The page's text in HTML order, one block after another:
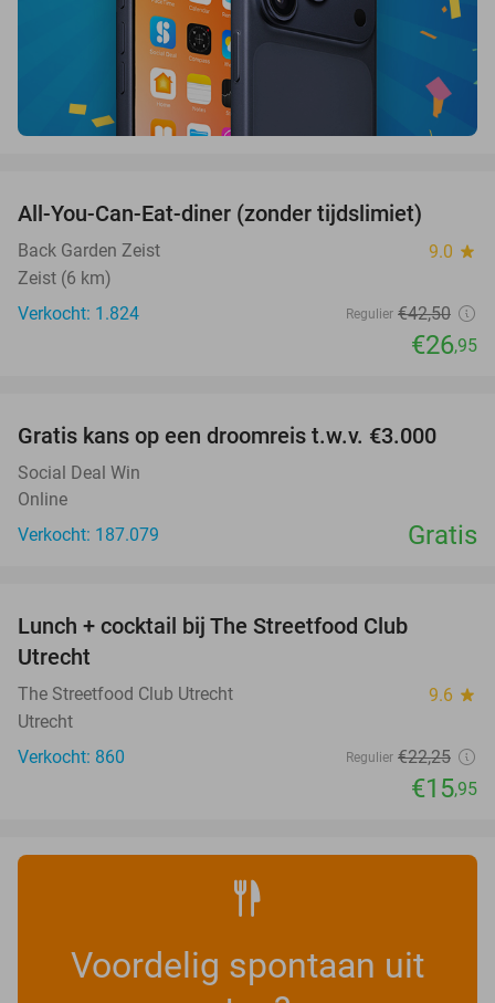
All-You-Can-Eat-diner (zonder tijdslimiet)
Back Garden Zeist 9.0 star
Zeist (6 km)
Verkocht: 1.824
Regulier €42,50
€26,95
Gratis kans op een droomreis t.w.v. €3.000
Social Deal Win
Online
Verkocht: 187.079
Gratis
Lunch + cocktail bij The Streetfood Club
Utrecht
The Streetfood Club Utrecht 9.6 star
Utrecht
Verkocht: 860
Regulier €22,25
€15,95
Voordelig spontaan uit